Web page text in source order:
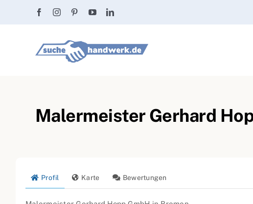
Malermeister Gerhard
Profil Karte Bewertungen